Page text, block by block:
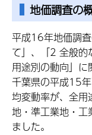
地価調査の
平成16年地価調
て」、「2 全般
用途別の動向」に
千葉県の平成15
均変動率が、全
地・準工業地・工
ました。